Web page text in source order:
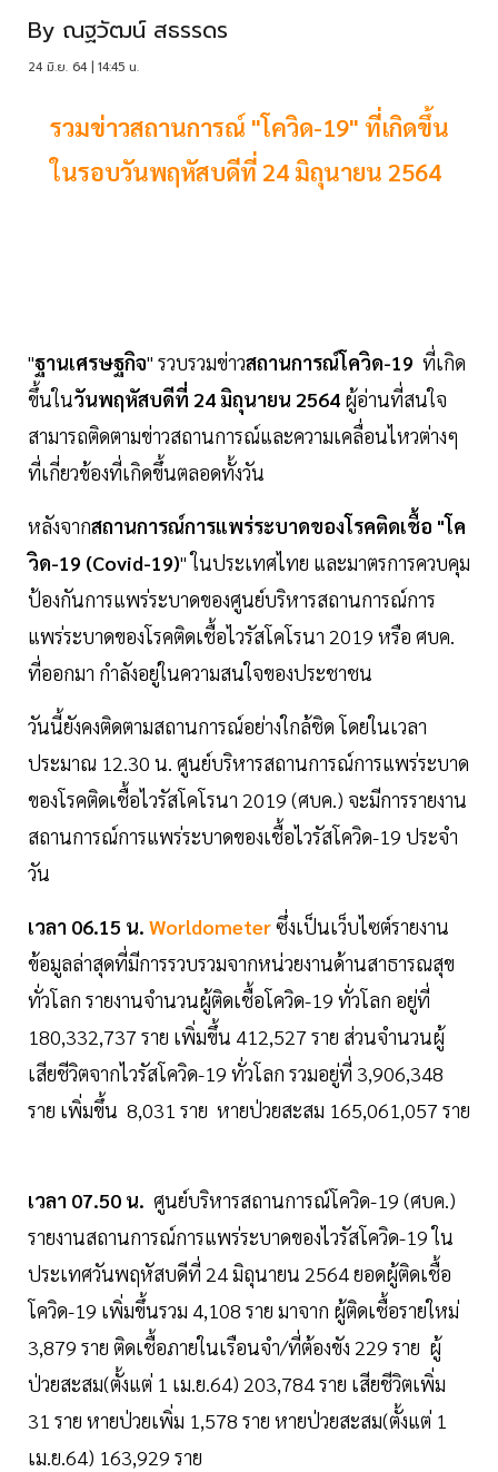
By ณฐวัฒน์ สธรรดร
24 มิ.ย. 64 | 14:45 น.
รวมข่าวสถานการณ์ "โควิด-19" ที่เกิดขึ้น
ในรอบวันพฤหัสบดีที่ 24 มิถุนายน 2564
"ฐานเศรษฐกิจ" รวบรวมข่าวสถานการณ์โควิด-19 ที่เกิด
ขึ้นในวันพฤหัสบดีที่ 24 มิถุนายน 2564 ผู้อ่านที่สนใจ
สามารถติดตามข่าวสถานการณ์และความเคลื่อนไหวต่างๆ
ที่เกี่ยวข้องที่เกิดขึ้นตลอดทั้งวัน
หลังจากสถานการณ์การแพร่ระบาดของโรคติดเชื้อ "โค
วิด-19 (Covid-19)" ในประเทศไทย และมาตรการควบคุม
ป้องกันการแพร่ระบาดของศูนย์บริหารสถานการณ์การ
แพร่ระบาดของโรคติดเชื้อไวรัสโคโรนา 2019 หรือ ศบค.
ที่ออกมา กำลังอยู่ในความสนใจของประชาชน
วันนี้ยังคงติดตามสถานการณ์อย่างใกล้ชิด โดยในเวลา
ประมาณ 12.30 น. ศูนย์บริหารสถานการณ์การแพร่ระบาด
ของโรคติดเชื้อไวรัสโคโรนา 2019 (ศบค.) จะมีการรายงาน
สถานการณ์การแพร่ระบาดของเชื้อไวรัสโควิด-19 ประจำ
วัน
เวลา 06.15 น. Worldometerซึ่งเป็นเว็บไซต์รายงาน
ข้อมูลล่าสุดที่มีการรวบรวมจากหน่วยงานด้านสาธารณสุข
ทั่วโลก รายงานจำนวนผู้ติดเชื้อโควิด-19 ทั่วโลก อยู่ที่
180,332,737 ราย เพิ่มขึ้น 412,527 ราย ส่วนจำนวนผู้
เสียชีวิตจากไวรัสโควิด-19 ทั่วโลก รวมอยู่ที่ 3,906,348
ราย เพิ่มขึ้น 8,031 ราย หายป่วยสะสม 165,061,057 ราย
เวลา 07.50 น. ศูนย์บริหารสถานการณ์โควิด-19 (ศบค.)
รายงานสถานการณ์การแพร่ระบาดของไวรัสโควิด-19 ใน
ประเทศวันพฤหัสบดีที่ 24 มิถุนายน 2564 ยอดผู้ติดเชื้อ
โควิด-19 เพิ่มขึ้นรวม 4,108 ราย มาจาก ผู้ติดเชื้อรายใหม่
3,879 ราย ติดเชื้อภายในเรือนจำ/ที่ต้องขัง 229 ราย ผู้
ป่วยสะสม(ตั้งแต่ 1 เม.ย.64) 203,784 ราย เสียชีวิตเพิ่ม
31 ราย หายป่วยเพิ่ม 1,578 ราย หายป่วยสะสม(ตั้งแต่ 1
เม.ย.64) 163,929 ราย